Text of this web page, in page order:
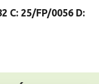
C: 25/FP/0056 D: